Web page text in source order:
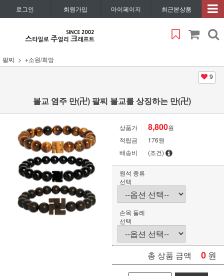
로그인 회원가입 마이페이지 최근본상품
팔찌 +소원/희망
9
불교 염주 만(卍) 팔찌 불교를 상징하는 만(卍)
상품가 8,800원
적립금
176원
배송비
(조건)
원석 종류
선택
손목 둘레
선택
총 상품 금액 0 원